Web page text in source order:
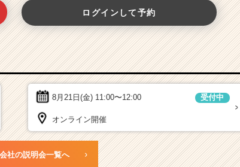
ログインして予約
8月21日(金) 11:00〜12:00 受付中
オンライン開催
社の説明会一覧へ